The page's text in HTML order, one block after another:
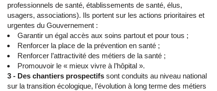
professionnels de santé, établissements de santé, élus,
usagers, associations). Ils portent sur les actions prioritaires et
urgentes du Gouvernement :
Garantir un égal accès aux soins partout et pour tous ;
Renforcer la place de la prévention en santé ;
Renforcer l’attractivité des métiers de la santé ;
Promouvoir le « mieux vivre à l’hôpital ».
3 - Des chantiers prospectifs sont conduits au niveau national
sur la transition écologique, l’évolution à long terme des métiers